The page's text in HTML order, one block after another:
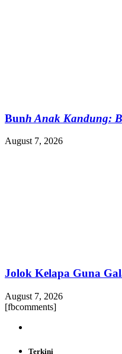
Bunh Anak Kandung:
August 7, 2026
Jolok Kelapa Guna
August 7, 2026
[fbcomments]
Terkini